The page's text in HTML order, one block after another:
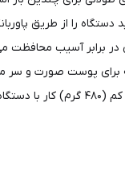
در برابر آسیب
برای پوست صورت و
می‌کند .